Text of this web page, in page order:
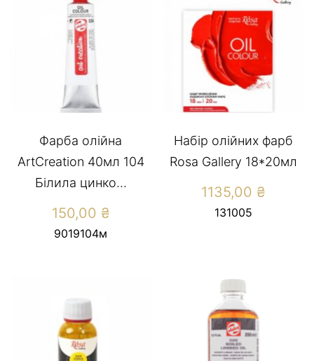
Фарба олійна
ArtCreation 40мл 104
Білила цинко...
150,00 ₴
9019104м
Набір олійних фарб
Rosa Gallery 18*20мл
1135,00 ₴
131005